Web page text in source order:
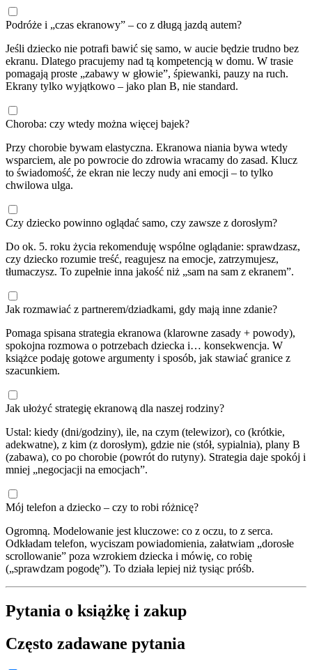
Podróże i „czas ekranowy” – co z długą jazdą autem?
Jeśli dziecko nie potrafi bawić się samo, w aucie będzie trudno bez
ekranu. Dlatego pracujemy nad tą kompetencją w domu. W trasie
pomagają proste „zabawy w głowie”, śpiewanki, pauzy na ruch.
Ekrany tylko wyjątkowo – jako plan B, nie standard.
Choroba: czy wtedy można więcej bajek?
Przy chorobie bywam elastyczna. Ekranowa niania bywa wtedy
wsparciem, ale po powrocie do zdrowia wracamy do zasad. Klucz
to świadomość, że ekran nie leczy nudy ani emocji – to tylko
chwilowa ulga.
Czy dziecko powinno oglądać samo, czy zawsze z dorosłym?
Do ok. 5. roku życia rekomenduję wspólne oglądanie: sprawdzasz,
czy dziecko rozumie treść, reagujesz na emocje, zatrzymujesz,
tłumaczysz. To zupełnie inna jakość niż „sam na sam z ekranem”.
Jak rozmawiać z partnerem/dziadkami, gdy mają inne zdanie?
Pomaga spisana strategia ekranowa (klarowne zasady + powody),
spokojna rozmowa o potrzebach dziecka i… konsekwencja. W
książce podaję gotowe argumenty i sposób, jak stawiać granice z
szacunkiem.
Jak ułożyć strategię ekranową dla naszej rodziny?
Ustal: kiedy (dni/godziny), ile, na czym (telewizor), co (krótkie,
adekwatne), z kim (z dorosłym), gdzie nie (stół, sypialnia), plany B
(zabawa), co po chorobie (powrót do rutyny). Strategia daje spokój i
mniej „negocjacji na emocjach”.
Mój telefon a dziecko – czy to robi różnicę?
Ogromną. Modelowanie jest kluczowe: co z oczu, to z serca.
Odkładam telefon, wyciszam powiadomienia, załatwiam „dorosłe
scrollowanie” poza wzrokiem dziecka i mówię, co robię
(„sprawdzam pogodę”). To działa lepiej niż tysiąc próśb.
Pytania o książkę i zakup
Często zadawane pytania